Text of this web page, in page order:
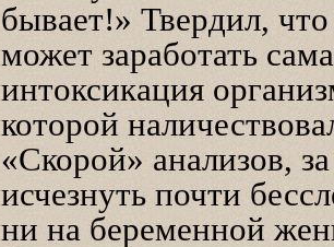
бывает!» Твердил,
может заработать
интоксикация
которой
«Скорой» анализов,
исчезнуть почти
ни на беременной